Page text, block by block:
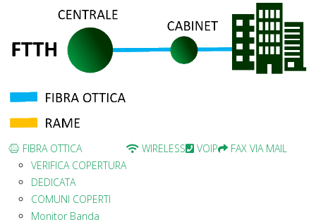
FIBRA OTTICA
VERIFICA COPERTURA
DEDICATA
COMUNI COPERTI
Monitor Banda
WIRELESS VOIP FAX VIA MAIL